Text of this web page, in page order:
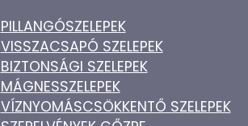
PILLANGÓSZELEPEK
VISSZACSAPÓ SZELEPEK
BIZTONSÁGI SZELEPEK
MÁGNESSZELEPEK
VÍZNYOMÁSCSÖKKENTŐ SZELEPEK